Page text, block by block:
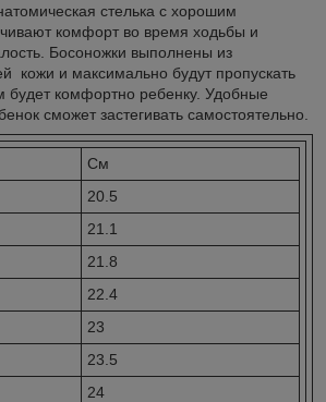
стелька с хорошим
комфорт во время ходьбы и
Босоножки выполнены из
кожи и максимально будут пропускать
будет комфортно ребенку. Удобные
сможет застегивать самостоятельно.
Cм
20.5
21.1
21.8
22.4
23
23.5
24